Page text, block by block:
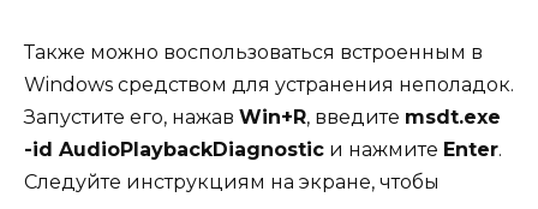
Также можно воспользоваться встроенным в
Windows средством для устранения неполадок.
Запустите его, нажав Win+R, введите msdt.exe
-id AudioPlaybackDiagnostic и нажмите Enter.
Следуйте инструкциям на экране, чтобы